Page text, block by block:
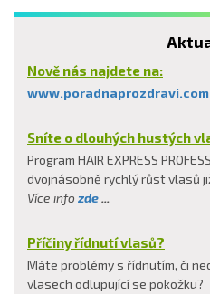
Nově nás najdete na:
www.poradnaprozdravi.com
Sníte o dlouhých hustých
Program HAIR EXPRESS
dvojnásobně rychlý růst vlasů
Více info zde...
Příčiny řídnutí vlasů?
Máte problémy s řídnutím, či
vlasech odlupující se pokožku?